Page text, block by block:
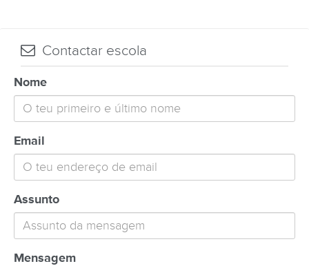
Contactar escola
Nome
Email
Assunto
Mensagem